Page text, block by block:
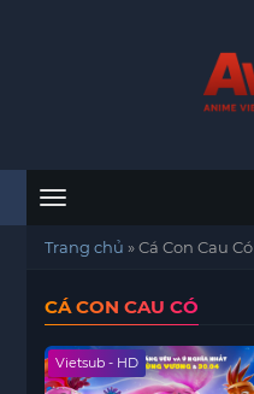
Menu
Trang chủ »Cá Con Cau Có
CÁ CON CAU CÓ
Vietsub - HD